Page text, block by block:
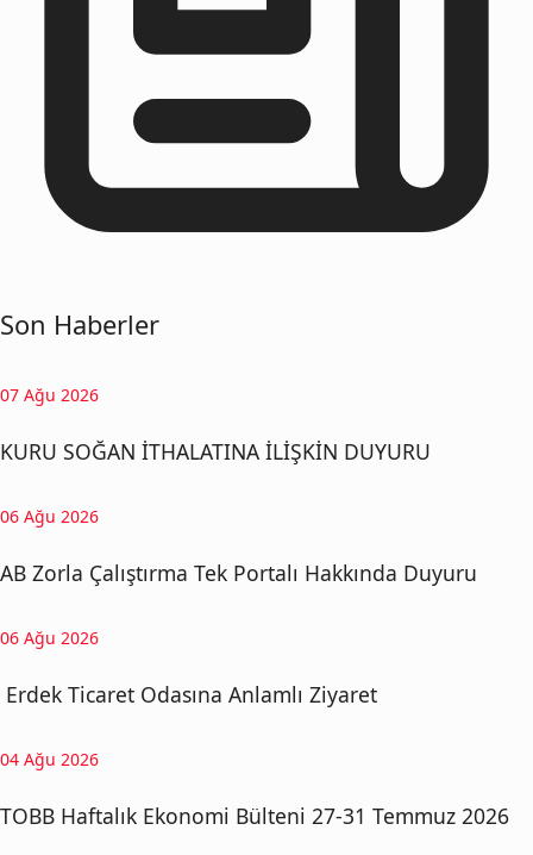
Son Haberler
07 Ağu 2026
KURU SOĞAN İTHALATINA İLİŞKİN DUYURU
06 Ağu 2026
AB Zorla Çalıştırma Tek Portalı Hakkında Duyuru
06 Ağu 2026
Erdek Ticaret Odasına Anlamlı Ziyaret
04 Ağu 2026
TOBB Haftalık Ekonomi Bülteni 27-31 Temmuz 2026